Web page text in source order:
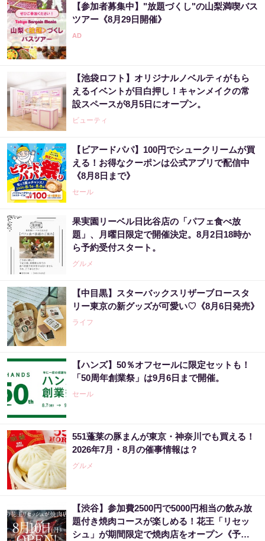
【参加者募集中】"放題づくし"の山梨満喫バス
ツアー《8月29日開催》
【池袋ロフト】オリジナルノベルティがもら
えるイベントが目白押し！キャンメイクの常
設スペースが8月5日にオープン。
ビューティ
【ビアードパパ】100円でシュークリームが買
える！お得なクーポンは公式アプリで配信中
《8月8日まで》
セール
果実園リーベル日比谷店の「パフェ食べ放
題」、月曜日限定で開催決定。8月2日18時か
ら予約受付スタート。
グルメ
【中目黒】スターバックスリザーブロースタ
リー東京の新グッズが可愛い♡《8月6日発売》
ライフ
【ハンズ】50％オフセールに限定セットも！
「50周年創業祭」は9月6日まで開催。
セール
551蓬莱の豚まんが東京・神奈川でも買える！
2026年7月・8月の催事情報は？
グルメ
【渋谷】参加費2500円で5000円相当の飲み放
題付き焼肉コースが楽しめる！花王「リセッ
シュ」が期間限定で焼肉店をオープン《予約